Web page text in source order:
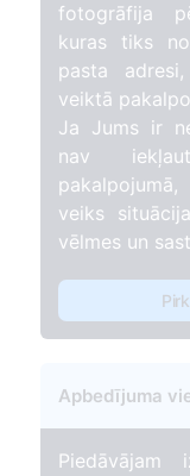
fotogrāfija
kuras tiks
pasta
veiktā
Ja Jums ir
nav
veiks
vēlmes un
Apbedījuma